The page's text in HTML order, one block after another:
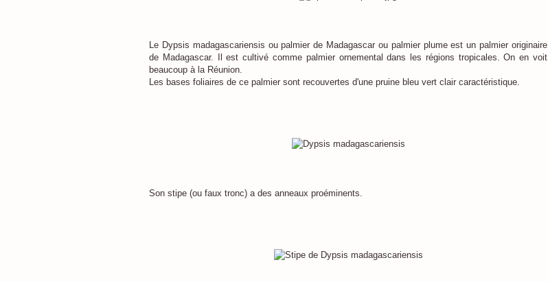
Le Dypsis madagascariensis ou palmier de Madagascar ou palmier plume est un palmier originaire
de Madagascar. Il est cultivé comme palmier ornemental dans les régions tropicales. On en voit
beaucoup à la Réunion.
Les bases foliaires de ce palmier sont recouvertes d'une pruine bleu vert clair caractéristique.
Son stipe (ou faux tronc) a des anneaux proéminents.